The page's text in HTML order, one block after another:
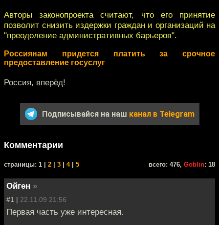
Авторы законопроекта считают, что его принятие
позволит снизить издержки граждан и организаций на
"преодоление административных барьеров".
Россиянам придется платить за срочное
предоставление госуслуг
Россия, вперёд!
Подписывайся на наш канал в Telegram
Комментарии
cтраницы: 1 | 2 | 3 | 4| 5 всего: 476, Goblin: 18
Ойген »
#1 | 22.11.09 21:56
Первая часть уже интересная.